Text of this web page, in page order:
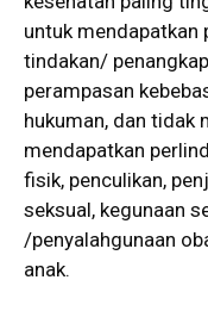
untuk mendapatkan
tindakan/
perampasan
hukuman, dan tidak
mendapatkan
fisik, penculikan,
seksual, kegunaan
/penyalahgunaan
anak.